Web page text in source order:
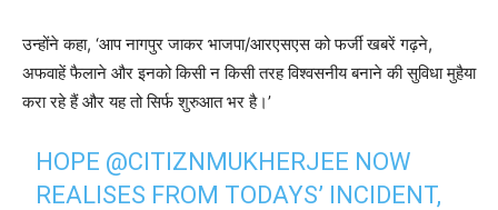
उन्होंने कहा, ‘आप नागपुर जाकर भाजपा/आरएसएस को फर्जी खबरें गढ़ने,
अफवाहें फैलाने और इनको किसी न किसी तरह विश्वसनीय बनाने की सुविधा मुहैया
करा रहे हैं और यह तो सिर्फ शुरुआत भर है।’
HOPE @CITIZNMUKHERJEE NOW
REALISES FROM TODAYS’ INCIDENT,